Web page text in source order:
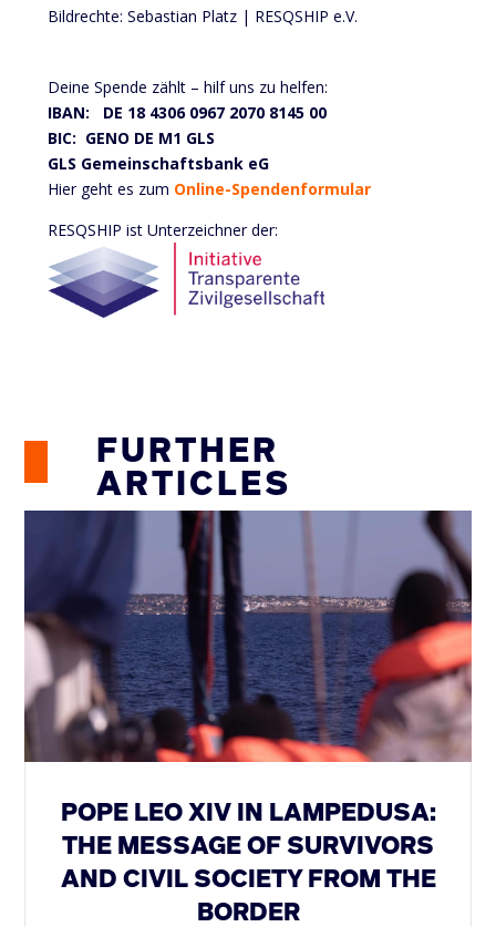
Bildrechte: Sebastian Platz | RESQSHIP e.V.
Deine Spende zählt – hilf uns zu helfen:
IBAN: DE 18 4306 0967 2070 8145 00
BIC: GENO DE M1 GLS
GLS Gemeinschaftsbank eG
Hier geht es zum Online-Spendenformular
RESQSHIP ist Unterzeichner der:
FURTHER
ARTICLES
POPE LEO XIV IN LAMPEDUSA:
THE MESSAGE OF SURVIVORS
AND CIVIL SOCIETY FROM THE
BORDER